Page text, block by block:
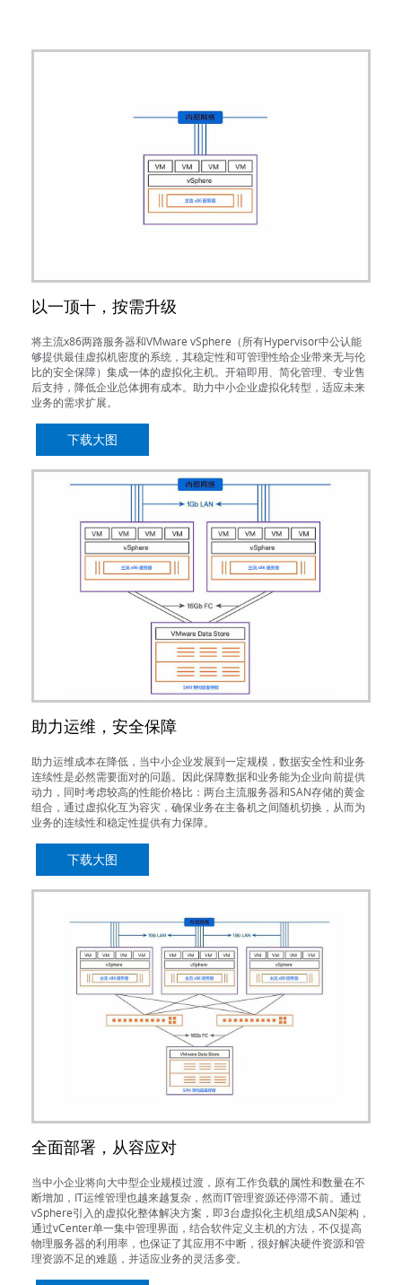
以一顶十，按需升级
将主流x86两路服务器和VMware vSphere（所有Hypervisor中公认能
够提供最佳虚拟机密度的系统，其稳定性和可管理性给企业带来无与伦
比的安全保障）集成一体的虚拟化主机。开箱即用、简化管理、专业售
后支持，降低企业总体拥有成本。助力中小企业虚拟化转型，适应未来
业务的需求扩展。
下载大图
助力运维，安全保障
助力运维成本在降低，当中小企业发展到一定规模，数据安全性和业务
连续性是必然需要面对的问题。因此保障数据和业务能为企业向前提供
动力，同时考虑较高的性能价格比：两台主流服务器和SAN存储的黄金
组合，通过虚拟化互为容灾，确保业务在主备机之间随机切换，从而为
业务的连续性和稳定性提供有力保障。
下载大图
全面部署，从容应对
当中小企业将向大中型企业规模过渡，原有工作负载的属性和数量在不
断增加，IT运维管理也越来越复杂，然而IT管理资源还停滞不前。通过
vSphere引入的虚拟化整体解决方案，即3台虚拟化主机组成SAN架构，
通过vCenter单一集中管理界面，结合软件定义主机的方法，不仅提高
物理服务器的利用率，也保证了其应用不中断，很好解决硬件资源和管
理资源不足的难题，并适应业务的灵活多变。